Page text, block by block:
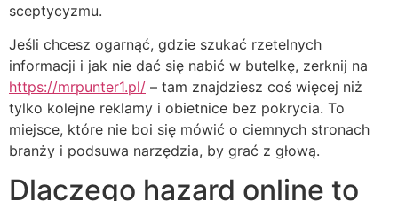
sceptycyzmu.
Jeśli chcesz ogarnąć, gdzie szukać rzetelnych
informacji i jak nie dać się nabić w butelkę, zerknij na
https://mrpunter1.pl/ – tam znajdziesz coś więcej niż
tylko kolejne reklamy i obietnice bez pokrycia. To
miejsce, które nie boi się mówić o ciemnych stronach
branży i podsuwa narzędzia, by grać z głową.
Dlaczego hazard online to